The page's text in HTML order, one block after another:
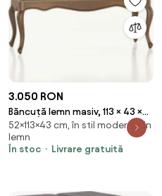
3.050 RON
Băncuță lemn masiv, 113 × 43 ×
52 cm
52×113×43 cm, în stil modern, din
lemn
În stoc
Livrare gratuită